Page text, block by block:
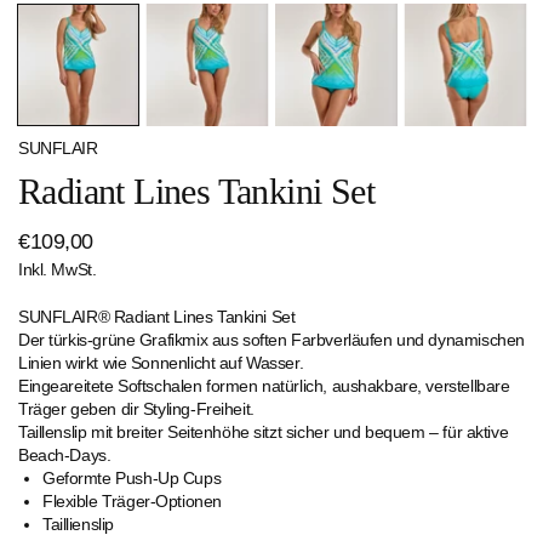
ÖFFNEN SIE MEDIEN IN DER GALERIEANSICHT
SUNFLAIR
Radiant Lines Tankini Set
Regulärer
Preis
€109,00
Inkl. MwSt.
SUNFLAIR® Radiant Lines Tankini Set
Der türkis-grüne Grafikmix aus soften Farbverläufen und dynamischen
Linien wirkt wie Sonnenlicht auf Wasser.
Eingeareitete Softschalen formen natürlich, aushakbare, verstellbare
Träger geben dir Styling-Freiheit.
Taillenslip mit breiter Seitenhöhe sitzt sicher und bequem – für aktive
Beach-Days.
Geformte Push-Up Cups
Flexible Träger-Optionen
Taillienslip